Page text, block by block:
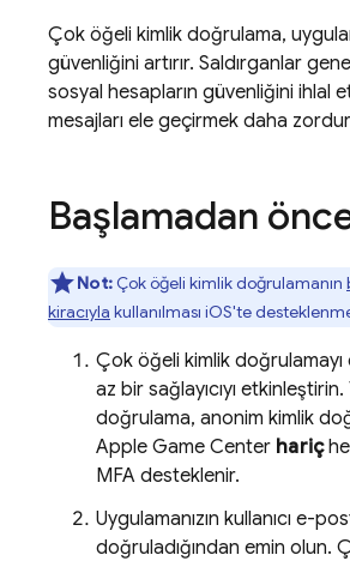
Çok öğeli kimlik doğrulama,
güvenliğini artırır. Saldırganlar
sosyal hesapların güvenliğini ihlal
mesajları ele geçirmek daha
Başlamadan
Not: Çok öğeli kimlik doğrulamanın
kiracıyla kullanılması iOS'te
Çok öğeli kimlik
az bir sağlayıcıyı
doğrulama, anonim kimlik
Apple Game Center hariç
MFA desteklenir.
Uygulamanızın kullanıcı e-
doğruladığından emin olun.